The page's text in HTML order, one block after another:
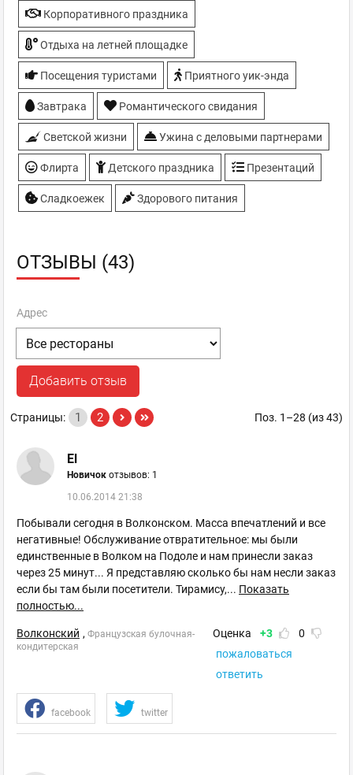
Корпоративного праздника
Отдыха на летней площадке
Посещения туристами Приятного уик-энда
Завтрака Романтического свидания
Светской жизни Ужина с деловыми партнерами
Флирта Детского праздника Презентаций
Сладкоежек Здорового питания
ОТЗЫВЫ (43)
Адрес
Добавить отзыв
Поз. 1–28 (из 43)
Страницы: 1 2
El
Новичок отзывов: 1
10.06.2014 21:38
Побывали сегодня в Волконском. Масса впечатлений и все
негативные! Обслуживание отвратительное: мы были
единственные в Волком на Подоле и нам принесли заказ
через 25 минут... Я представляю сколько бы нам несли заказ
если бы там были посетители. Тирамису,... Показать
полностью...
Волконский , Французская булочная-
кондитерская
Оценка +3
0
пожаловаться
ответить
facebook twitter